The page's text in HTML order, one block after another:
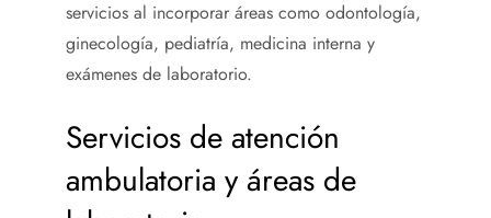
servicios al incorporar áreas como odontología,
ginecología, pediatría, medicina interna y
exámenes de laboratorio.
Servicios de atención
ambulatoria y áreas de